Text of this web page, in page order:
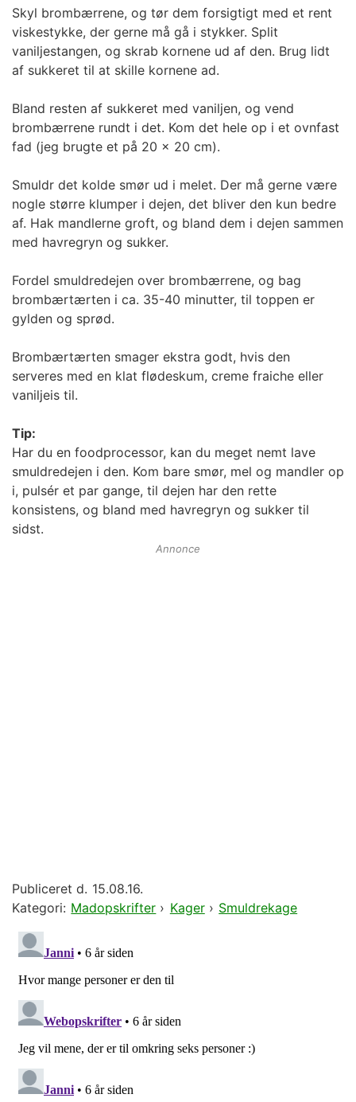
Skyl brombærrene, og tør dem forsigtigt med et rent
viskestykke, der gerne må gå i stykker. Split
vaniljestangen, og skrab kornene ud af den. Brug lidt
af sukkeret til at skille kornene ad.
Bland resten af sukkeret med vaniljen, og vend
brombærrene rundt i det. Kom det hele op i et ovnfast
fad (jeg brugte et på 20 x 20 cm).
Smuldr det kolde smør ud i melet. Der må gerne være
nogle større klumper i dejen, det bliver den kun bedre
af. Hak mandlerne groft, og bland dem i dejen sammen
med havregryn og sukker.
Fordel smuldredejen over brombærrene, og bag
brombærtærten i ca. 35-40 minutter, til toppen er
gylden og sprød.
Brombærtærten smager ekstra godt, hvis den
serveres med en klat flødeskum, creme fraiche eller
vaniljeis til.
Tip:
Har du en foodprocessor, kan du meget nemt lave
smuldredejen i den. Kom bare smør, mel og mandler op
i, pulsér et par gange, til dejen har den rette
konsistens, og bland med havregryn og sukker til
sidst.
Annonce
Publiceret d. 15.08.16.
Kategori: Madopskrifter › Kager› Smuldrekage